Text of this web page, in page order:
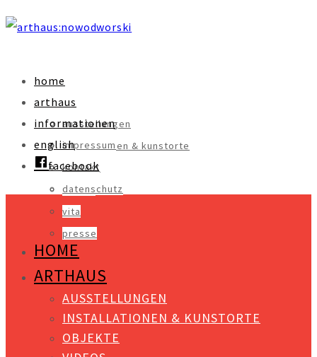
home
arthaus
ausstellungen
installationen & kunstorte
objekte
videos
vita
presse
informationen
impressum
kontakt
datenschutz
english
facebook
HOME
ARTHAUS
AUSSTELLUNGEN
INSTALLATIONEN & KUNSTORTE
OBJEKTE